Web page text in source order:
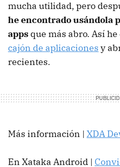
mucha utilidad, pero
he encontrado usándola
apps que más abro. Así
cajón de aplicaciones y
recientes.
Más información | XDA
En Xataka Android |